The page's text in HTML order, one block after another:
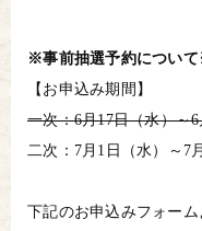
※事前抽選予約につい
【お申込み期間】
一次：6月17日（水）～
二次：7月1日（水）～7
下記のお申込みフォー